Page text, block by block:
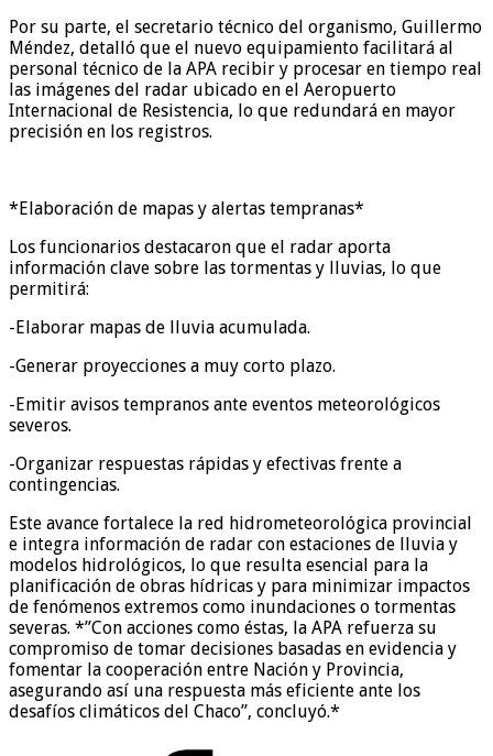
Por su parte, el secretario técnico del organismo, Guillermo
Méndez, detalló que el nuevo equipamiento facilitará al
personal técnico de la APA recibir y procesar en tiempo real
las imágenes del radar ubicado en el Aeropuerto
Internacional de Resistencia, lo que redundará en mayor
precisión en los registros.
*Elaboración de mapas y alertas tempranas*
Los funcionarios destacaron que el radar aporta
información clave sobre las tormentas y lluvias, lo que
permitirá:
-Elaborar mapas de lluvia acumulada.
-Generar proyecciones a muy corto plazo.
-Emitir avisos tempranos ante eventos meteorológicos
severos.
-Organizar respuestas rápidas y efectivas frente a
contingencias.
Este avance fortalece la red hidrometeorológica provincial
e integra información de radar con estaciones de lluvia y
modelos hidrológicos, lo que resulta esencial para la
planificación de obras hídricas y para minimizar impactos
de fenómenos extremos como inundaciones o tormentas
severas. *”Con acciones como éstas, la APA refuerza su
compromiso de tomar decisiones basadas en evidencia y
fomentar la cooperación entre Nación y Provincia,
asegurando así una respuesta más eficiente ante los
desafíos climáticos del Chaco”, concluyó.*